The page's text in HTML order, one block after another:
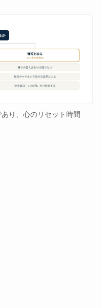
り、心のリセット時間